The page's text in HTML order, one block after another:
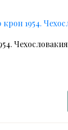
Чехословакия